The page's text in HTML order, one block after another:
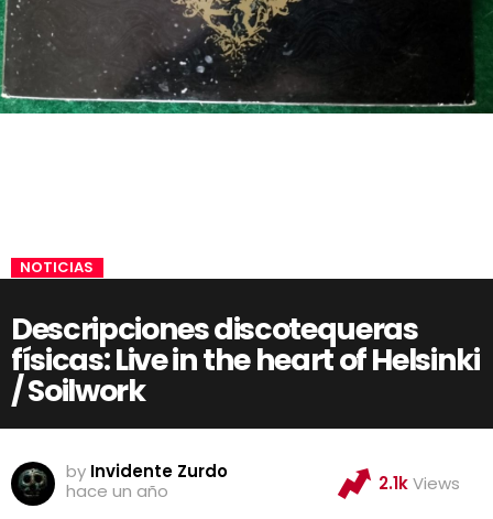
NOTICIAS
Descripciones discotequeras
físicas: Live in the heart of Helsinki
/ Soilwork
by Invidente Zurdo
hace un año
2.1kViews